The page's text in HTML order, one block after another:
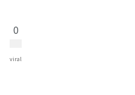
0
viral